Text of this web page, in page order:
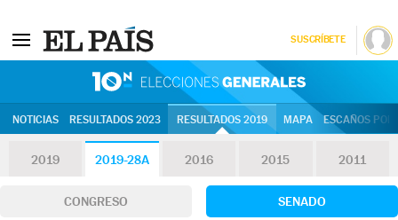
SUSCRÍBETE
NOTICIAS RESULTADOS 2023 RESULTADOS 2019 MAPA ESCAÑOS
2019 2019-28A 2016 2015 2011
CONGRESO SENADO